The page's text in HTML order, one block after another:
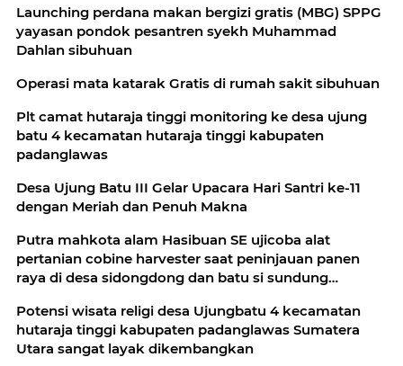
Launching perdana makan bergizi gratis (MBG) SPPG
yayasan pondok pesantren syekh Muhammad
Dahlan sibuhuan
Operasi mata katarak Gratis di rumah sakit sibuhuan
Plt camat hutaraja tinggi monitoring ke desa ujung
batu 4 kecamatan hutaraja tinggi kabupaten
padanglawas
Desa Ujung Batu III Gelar Upacara Hari Santri ke-11
dengan Meriah dan Penuh Makna
Putra mahkota alam Hasibuan SE ujicoba alat
pertanian cobine harvester saat peninjauan panen
raya di desa sidongdong dan batu si sundung
Potensi wisata religi desa Ujungbatu 4 kecamatan
hutaraja tinggi kabupaten padanglawas Sumatera
Utara sangat layak dikembangkan